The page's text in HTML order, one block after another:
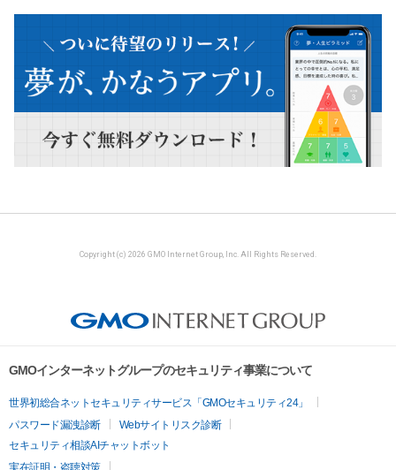
Copyright (c) 2026 GMO Internet Group, Inc. All Rights Reserved.
GMOインターネットグループのセキュリティ事業について
世界初総合ネットセキュリティサービス「GMOセキュリティ24」
パスワード漏洩診断
Webサイトリスク診断
セキュリティ相談AIチャットボット
実在証明・盗聴対策